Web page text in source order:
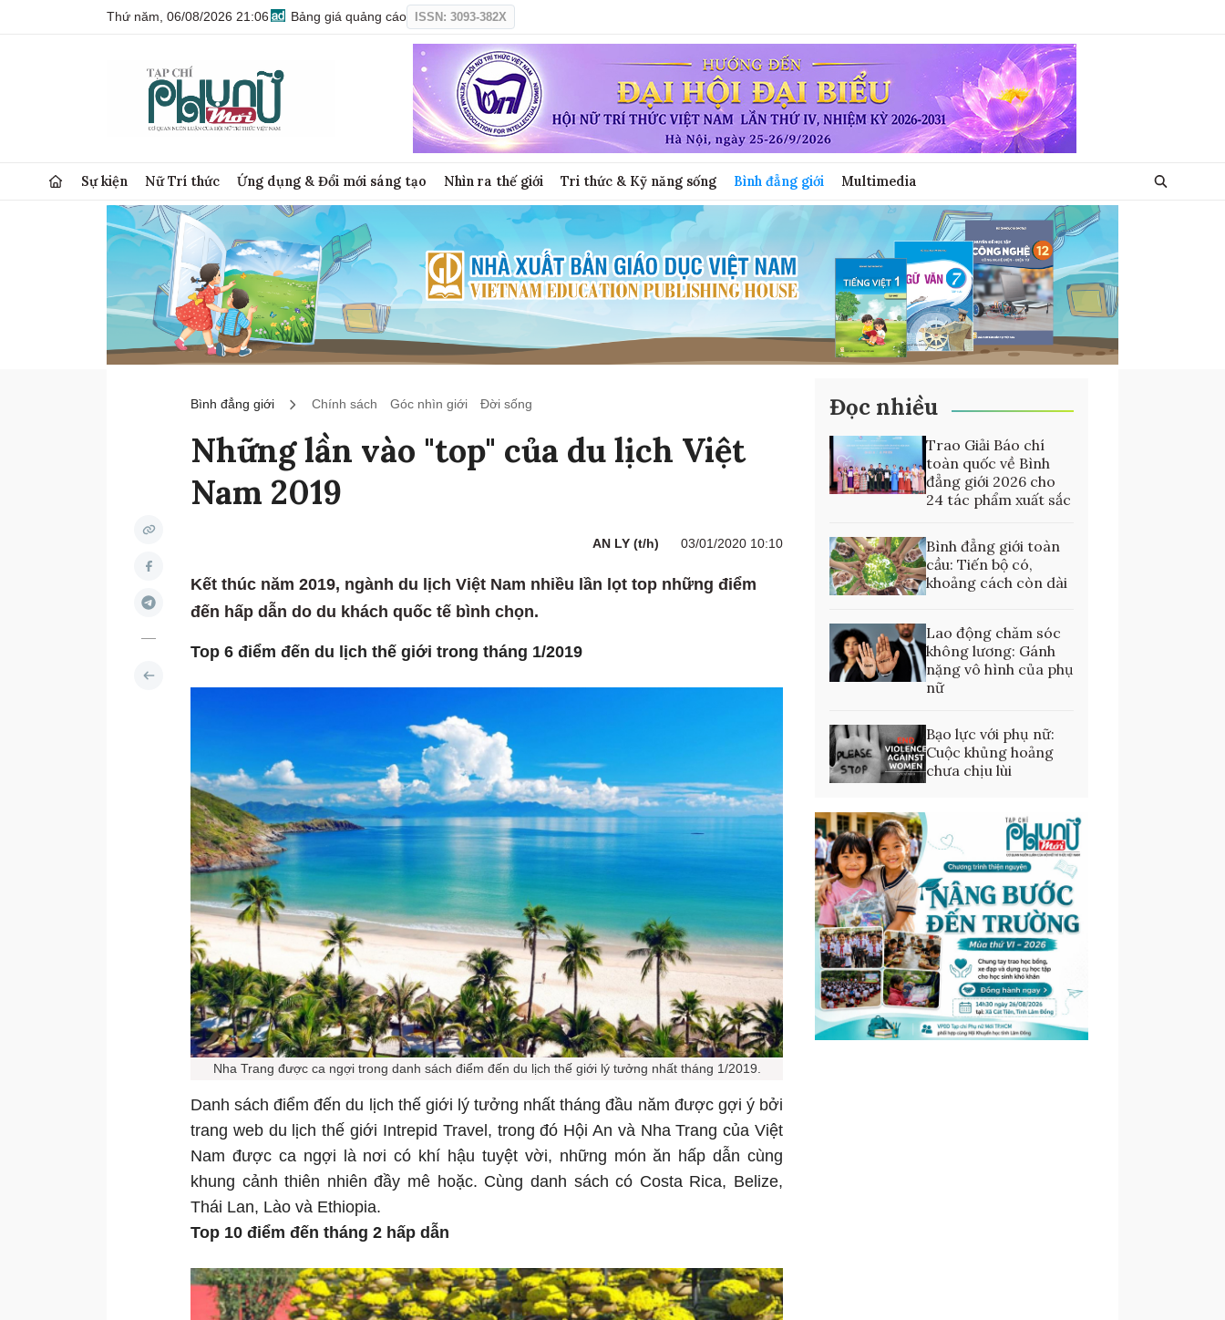
Thứ năm, 06/08/2026 21:06 Bảng giá quảng cáo ISSN: 3093-382X
Sự kiện Nữ Trí thức Ứng dụng & Đổi mới sáng tạo Nhìn ra thế giới Tri thức & Kỹ năng sống Bình đẳng giới Multimedia
Bình đẳng giới Chính sách Góc nhìn giới Đời sống
Những lần vào "top" của du lịch Việt
Nam 2019
AN LY (t/h) 03/01/2020 10:10
Kết thúc năm 2019, ngành du lịch Việt Nam nhiều lần lọt top những điểm
đến hấp dẫn do du khách quốc tế bình chọn.
Top 6 điểm đến du lịch thế giới trong tháng 1/2019
Nha Trang được ca ngợi trong danh sách điểm đến du lịch thế giới lý tưởng nhất tháng 1/2019.
Danh sách điểm đến du lịch thế giới lý tưởng nhất tháng đầu năm được gợi ý bởi
trang web du lịch thế giới Intrepid Travel, trong đó Hội An và Nha Trang của Việt
Nam được ca ngợi là nơi có khí hậu tuyệt vời, những món ăn hấp dẫn cùng
khung cảnh thiên nhiên đầy mê hoặc. Cùng danh sách có Costa Rica, Belize,
Thái Lan, Lào và Ethiopia.
Top 10 điểm đến tháng 2 hấp dẫn
Đọc nhiều
Trao Giải Báo chí
toàn quốc về Bình
đẳng giới 2026 cho
24 tác phẩm xuất sắc
Bình đẳng giới toàn
cầu: Tiến bộ có,
khoảng cách còn dài
Lao động chăm sóc
không lương: Gánh
nặng vô hình của phụ
nữ
Bạo lực với phụ nữ:
Cuộc khủng hoảng
chưa chịu lùi